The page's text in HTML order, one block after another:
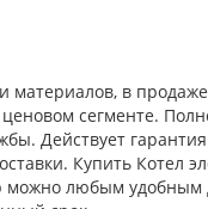
материалов, в
сегменте.
Действует
Купить Котел
можно любым удобным